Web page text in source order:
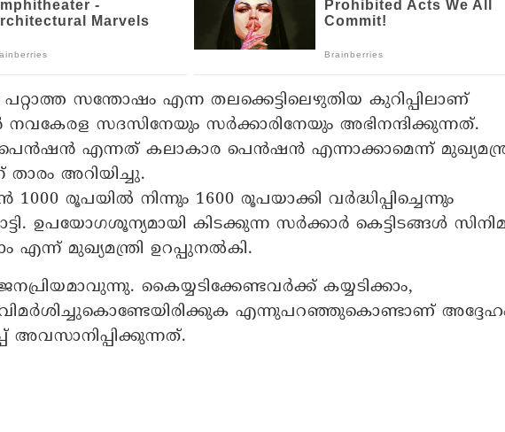
സന്തോഷം എന്ന തലക്കെട്ടിലെഴുതിയ കുറിപ്പിലാണ്
നവകേരള സദസിനേയും സർക്കാരിനേയും അഭിനന്ദിക്കുന്നത്.
എന്നത് കലാകാര പെൻഷൻ എന്നാക്കാമെന്ന്
അറിയിച്ചു.
രൂപയിൽ നിന്നും 1600 രൂപയാക്കി വർദ്ധിപ്പിച്ചെന്നും
ഉപയോഗശൂന്യമായി കിടക്കുന്ന സർക്കാർ കെട്ടിടങ്ങൾ
എന്ന് മുഖ്യമന്ത്രി ഉറപ്പുനൽകി.
കൈയ്യടിക്കേണ്ടവർക്ക് കയ്യടിക്കാം,
വിമർശിച്ചുകൊണ്ടേയിരിക്കുക എന്നുപറഞ്ഞുകൊണ്ടാണ്